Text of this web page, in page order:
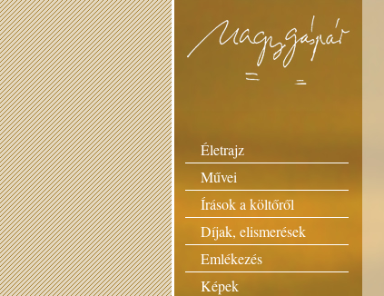
Életrajz
Művei
Írások a költőről
Díjak, elismerések
Emlékezés
Képek